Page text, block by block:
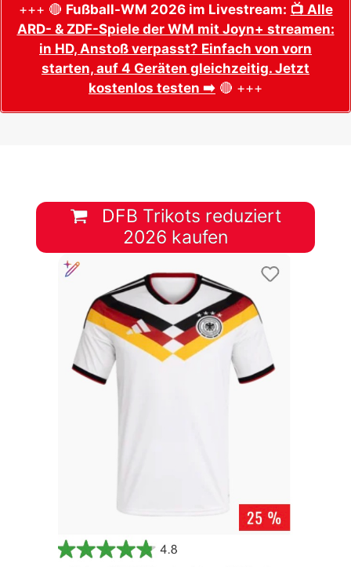
+++ 🔴 Fußball-WM 2026 im Livestream: 📺 Alle
ARD- & ZDF-Spiele der WM mit Joyn+ streamen:
in HD, Anstoß verpasst? Einfach von vorn
starten, auf 4 Geräten gleichzeitig. Jetzt
kostenlos testen ➡️ 🔴 +++
DFB Trikots reduziert
2026 kaufen